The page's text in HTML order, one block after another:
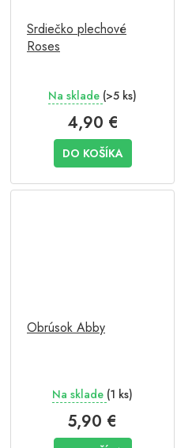
Srdiečko plechové
Roses
Na sklade (>5 ks)
4,90 €
DO KOŠÍKA
Obrúsok Abby
Na sklade (1 ks)
5,90 €